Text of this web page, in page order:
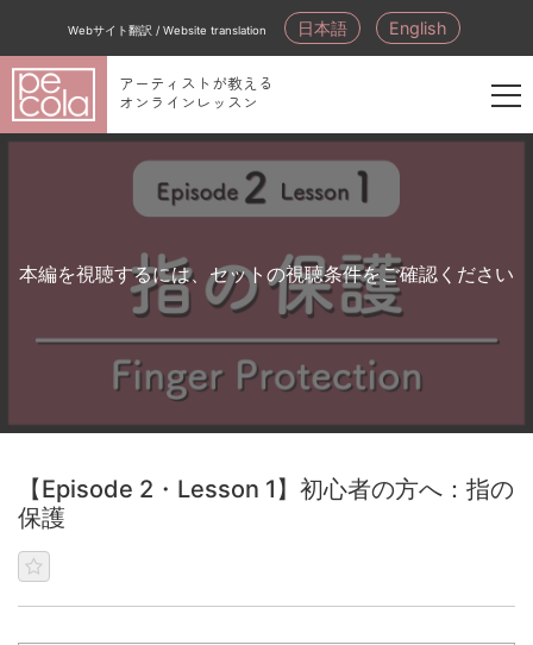
Webサイト翻訳 / Website translation 日本語 English
アーティストが教える
オンラインレッスン
新
録
本編を視聴するには、セットの視聴条件をご確認ください
【Episode 2・Lesson 1】初心者の方へ：指の
保護